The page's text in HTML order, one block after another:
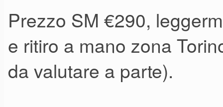
Prezzo SM €290,
e ritiro a mano zona
da valutare a parte).